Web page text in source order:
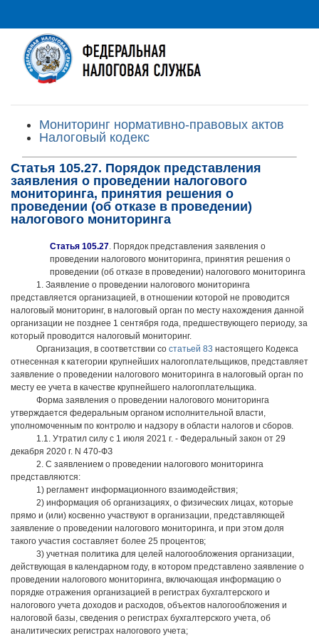
Мониторинг нормативно-правовых актов
Налоговый кодекс
Статья 105.27. Порядок представления
заявления о проведении налогового
мониторинга, принятия решения о
проведении (об отказе в проведении)
налогового мониторинга
Статья 105.27. Порядок представления заявления о
проведении налогового мониторинга, принятия решения о
проведении (об отказе в проведении) налогового мониторинга
1. Заявление о проведении налогового мониторинга
представляется организацией, в отношении которой не проводится
налоговый мониторинг, в налоговый орган по месту нахождения данной
организации не позднее 1 сентября года, предшествующего периоду, за
который проводится налоговый мониторинг.
Организация, в соответствии со статьей 83 настоящего Кодекса
отнесенная к категории крупнейших налогоплательщиков, представляет
заявление о проведении налогового мониторинга в налоговый орган по
месту ее учета в качестве крупнейшего налогоплательщика.
Форма заявления о проведении налогового мониторинга
утверждается федеральным органом исполнительной власти,
уполномоченным по контролю и надзору в области налогов и сборов.
1.1. Утратил силу с 1 июля 2021 г. - Федеральный закон от 29
декабря 2020 г. N 470-ФЗ
2. С заявлением о проведении налогового мониторинга
представляются:
1) регламент информационного взаимодействия;
2) информация об организациях, о физических лицах, которые
прямо и (или) косвенно участвуют в организации, представляющей
заявление о проведении налогового мониторинга, и при этом доля
такого участия составляет более 25 процентов;
3) учетная политика для целей налогообложения организации,
действующая в календарном году, в котором представлено заявление о
проведении налогового мониторинга, включающая информацию о
порядке отражения организацией в регистрах бухгалтерского и
налогового учета доходов и расходов, объектов налогообложения и
налоговой базы, сведения о регистрах бухгалтерского учета, об
аналитических регистрах налогового учета;